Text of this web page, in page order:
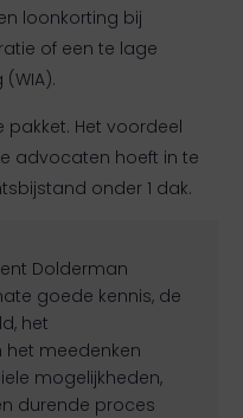
loonkorting bij
of een te lage
pakket. Het voordeel
advocaten hoeft in te
onder 1 dak.
Dolderman
goede kennis, de
het
het meedenken
mogelijkheden,
durende proces